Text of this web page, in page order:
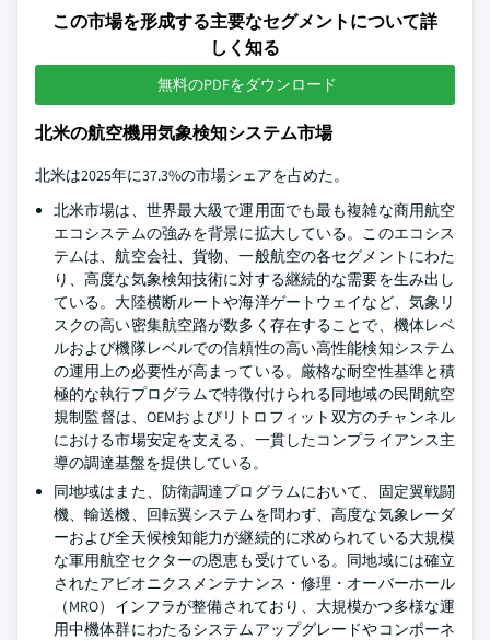
この市場を形成する主要なセグメントについて詳
しく知る
無料のPDFをダウンロード
北米の航空機用気象検知システム市場
北米は2025年に37.3%の市場シェアを占めた。
北米市場は、世界最大級で運用面でも最も複雑な商用航空
エコシステムの強みを背景に拡大している。このエコシス
テムは、航空会社、貨物、一般航空の各セグメントにわた
り、高度な気象検知技術に対する継続的な需要を生み出し
ている。大陸横断ルートや海洋ゲートウェイなど、気象リ
スクの高い密集航空路が数多く存在することで、機体レベ
ルおよび機隊レベルでの信頼性の高い高性能検知システム
の運用上の必要性が高まっている。厳格な耐空性基準と積
極的な執行プログラムで特徴付けられる同地域の民間航空
規制監督は、OEMおよびリトロフィット双方のチャンネル
における市場安定を支える、一貫したコンプライアンス主
導の調達基盤を提供している。
同地域はまた、防衛調達プログラムにおいて、固定翼戦闘
機、輸送機、回転翼システムを問わず、高度な気象レーダ
ーおよび全天候検知能力が継続的に求められている大規模
な軍用航空セクターの恩恵も受けている。同地域には確立
されたアビオニクスメンテナンス・修理・オーバーホール
（MRO）インフラが整備されており、大規模かつ多様な運
用中機体群にわたるシステムアップグレードやコンポーネ